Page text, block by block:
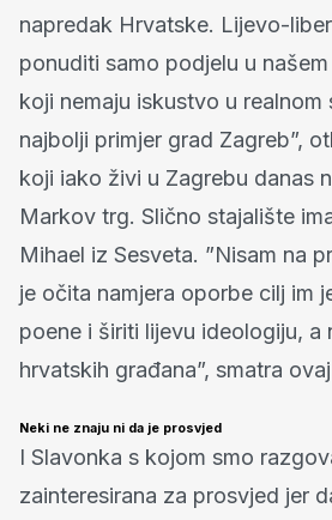
napredak Hrvatske. Lijevo-
ponuditi samo podjelu u
koji nemaju iskustvo u
najbolji primjer grad Zagreb”,
koji iako živi u Zagrebu danas
Markov trg. Slično stajalište
Mihael iz Sesveta. ”Nisam na
je očita namjera oporbe cilj im
poene i širiti lijevu ideologiju, a
hrvatskih građana”, smatra
Neki ne znaju ni da je prosvjed
I Slavonka s kojom smo
zainteresirana za prosvjed jer